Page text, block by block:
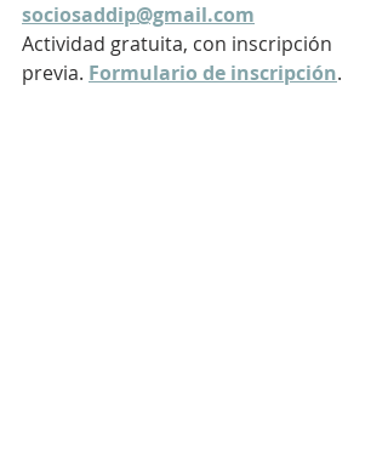
sociosaddip@gmail.com
Actividad gratuita, con inscripción
previa. Formulario de inscripción.